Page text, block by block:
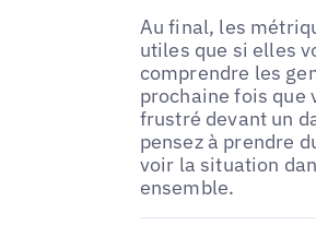
Au final, les
utiles que si elles
comprendre les
prochaine fois que
frustré devant un
pensez à prendre
voir la situation
ensemble.